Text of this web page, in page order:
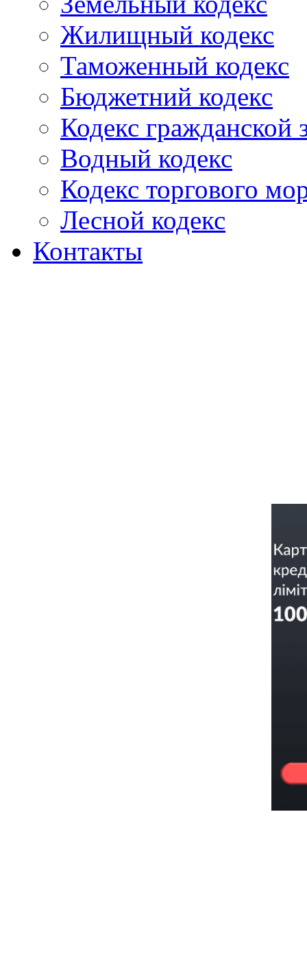
Жилищный кодекс
Таможенный кодекс
Бюджетний кодекс
Кодекс гражданской
Водный кодекс
Кодекс торгового
Лесной кодекс
Контакты